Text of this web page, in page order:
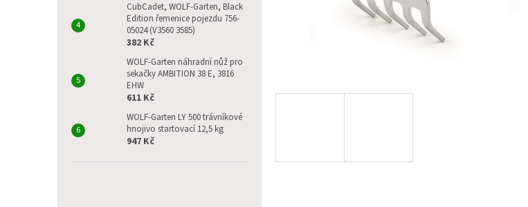
CubCadet, WOLF-Garten, Black
Edition řemenice pojezdu 756-
05024 (V3560 3585)
382 Kč
WOLF-Garten náhradní nůž pro
sekačky AMBITION 38 E, 3816
EHW
611 Kč
WOLF-Garten LY 500 trávníkové
hnojivo startovací 12,5 kg
947 Kč